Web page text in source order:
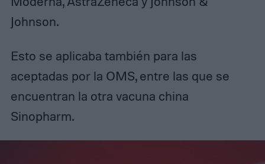
Johnson.
Esto se aplicaba también para las
aceptadas por la OMS, entre las que se
encuentran la otra vacuna china
Sinopharm.